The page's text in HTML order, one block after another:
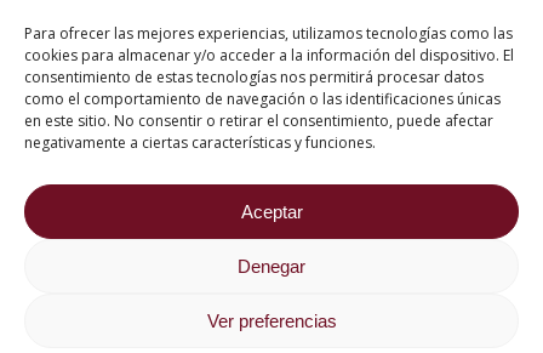
Para ofrecer las mejores experiencias, utilizamos tecnologías como las
cookies para almacenar y/o acceder a la información del dispositivo. El
consentimiento de estas tecnologías nos permitirá procesar datos
como el comportamiento de navegación o las identificaciones únicas
en este sitio. No consentir o retirar el consentimiento, puede afectar
negativamente a ciertas características y funciones.
Aceptar
Denegar
Ver preferencias
puntuación para ESAH
9.2/10
basado en1332
Valoraciones soportado por
eKomi
2026 ® Estudios Superiores Abiertos de Hostelería
Aviso Legal
Política de cookies